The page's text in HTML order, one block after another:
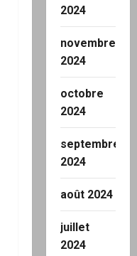
2024
novembre
2024
octobre
2024
septembre
2024
août 2024
juillet
2024